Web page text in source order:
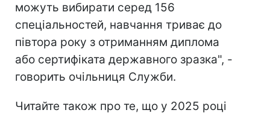
можуть вибирати серед 156
спеціальностей, навчання триває до
півтора року з отриманням диплома
або сертифіката державного зразка", -
говорить очільниця Служби.
Читайте також про те, що у 2025 році